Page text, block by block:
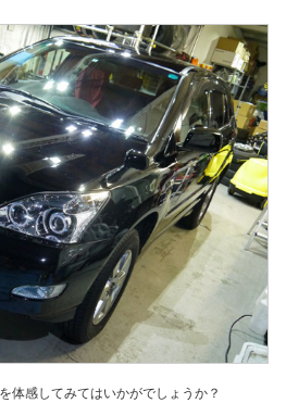
体感してみてはいかがでしょうか？